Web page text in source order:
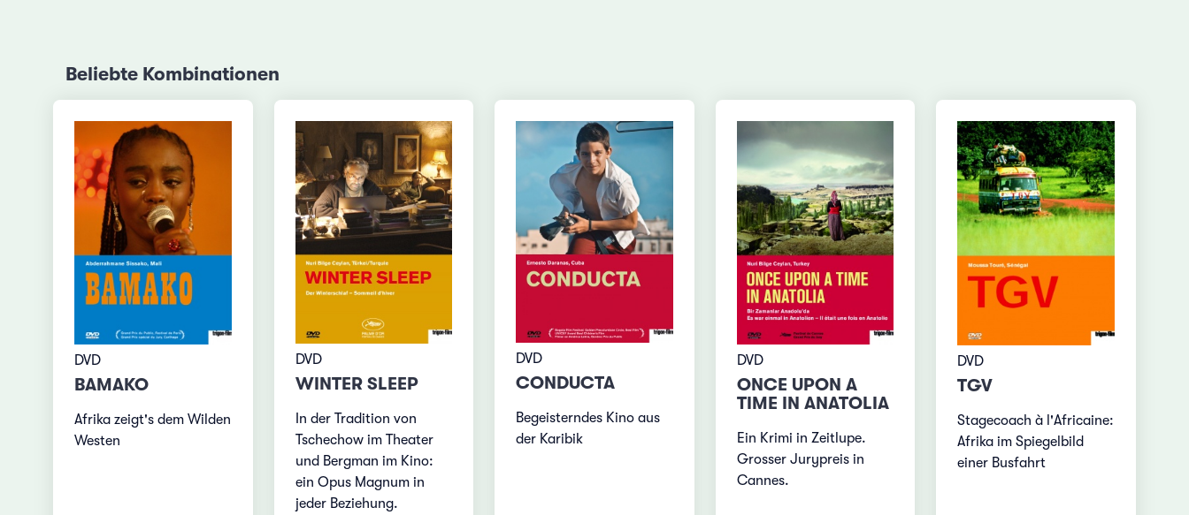
Beliebte Kombinationen
DVD
BAMAKO
Afrika zeigt's dem Wilden
Westen
DVD
WINTER SLEEP
In der Tradition von
Tschechow im Theater
und Bergman im Kino:
ein Opus Magnum in
jeder Beziehung.
DVD
CONDUCTA
Begeisterndes Kino aus
der Karibik
DVD
ONCE UPON A
TIME IN ANATOLIA
Ein Krimi in Zeitlupe.
Grosser Jurypreis in
Cannes.
DVD
TGV
Stagecoach à l'Africaine:
Afrika im Spiegelbild
einer Busfahrt